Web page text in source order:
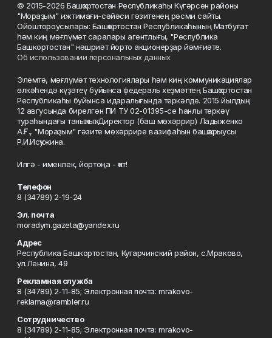
© 2015-2026 Башҡортостан Республикаһы Күгәрсен районы
"Мораҙым" ижтимағи-сәйәси гәзитенең рәсми сайты.
Ойоштороусылары: Башҡортостан Республикаһының Матбуғат
һәм киң мәғлүмәт саралары агентлығы, "Республика
Башкортостан" нәшриәт йорто акционерҙар йәмғиәте.
Об использовании персональных данных
Элемтә, мәғлүмәт технологиялары һәм киң коммуникациялар
өлкәһендә күҙәтеү буйынса федераль хеҙмәттең Башҡортостан
Республикаһы буйынса идаралығында теркәлде. 2015 йылдың
12 авгусында бирелгән ПИ ТУ 02-01395-се һанлы теркәү
тураһындағы таныҡлыҡ. Директор (баш мөхәррир) Ладыженко
А.Ғ., "Мораҙым" гәзите мөхәррире вазифаһын башҡарыусы
Р.И.Исҡужина.
Илгә - именлек, йортоңа - ҡот!
Телефон
8 (34789) 2-19-24
Эл. почта
moradym.gazeta@yandex.ru
Адрес
Республика Башкортостан, Кугарчинский район, с.Мраково,
ул.Ленина, 49
Рекламная служба
8 (34789) 2-11-85; Электронная почта: mrakovo-
reklama@rambler.ru
Сотрудничество
8 (34789) 2-11-85; Электронная почта: mrakovo-